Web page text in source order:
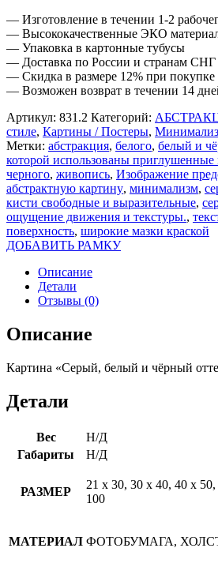
— Изготовление в течении 1-2
— Высококачественные ЭКО
— Упаковка в картонные тубусы
— Доставка по России и странам СНГ
— Скидка в размере 12% при покупке
— Возможен возврат в течении 14
Артикул: 831.2 Категорий:
стиле, Картины / Постеры,
Метки: абстракция, белого, белый и
которой использованы приглушенные
черного, живопись, Изображение
абстрактную картину, минимализм,
кисти свободные и выразительные,
ощущение движения и текстуры.,
поверхность, широкие мазки краской
ДОБАВИТЬ РАМКУ
Описание
Детали
Отзывы (0)
Описание
Картина «Серый, белый и чёрный
Детали
Вес
Н/Д
Габариты
Н/Д
РАЗМЕР
21 х 30, 30 х 40, 40 х
100
МАТЕРИАЛ ФОТОБУМАГА,